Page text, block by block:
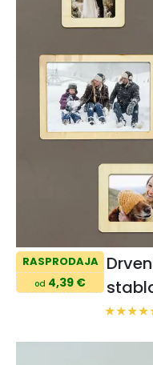
RASPRODAJA
od 4,39 €